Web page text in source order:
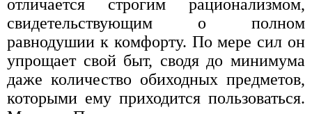
отличается строгим рационализмом,
свидетельствующим о полном
равнодушии к комфорту. По мере сил он
упрощает свой быт, сводя до минимума
даже количество обиходных предметов,
которыми ему приходится пользоваться.